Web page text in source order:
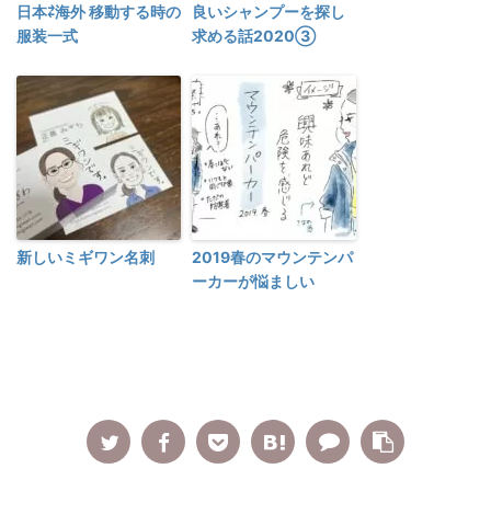
日本⇄海外 移動する時の
服装一式
良いシャンプーを探し
求める話2020③
新しいミギワン名刺
2019春のマウンテンパ
ーカーが悩ましい